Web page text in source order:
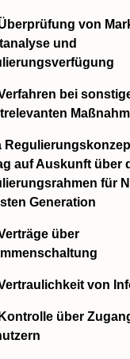
von
und
bei
auf Auskunft über
für
Generation
über
von
über